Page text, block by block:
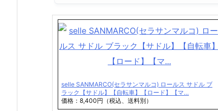
selle SANMARCO(セラサンマルコ) ロールス サドル ブ
ラック【サドル】【自転車】【ロード】【マ…
価格：8,400円（税込、送料別）